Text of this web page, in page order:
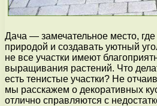
Дача — замечательное место,
природой и создавать уютный
не все участки имеют
выращивания растений. Что
есть тенистые участки? Не
мы расскажем о декоративных
отлично справляются с